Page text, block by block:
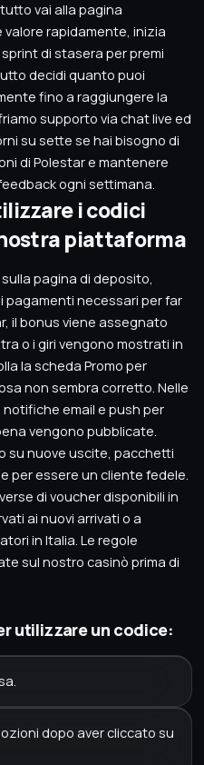
vai alla pagina
rapidamente, inizia
di stasera per premi
decidi quanto puoi
fino a raggiungere la
supporto via chat live ed
su sette se hai bisogno di
di Polestar e mantenere
ogni settimana.
i codici
piattaforma
pagina di deposito,
necessari per far
il bonus viene assegnato
o i giri vengono mostrati in
la scheda Promo per
non sembra corretto. Nelle
email e push per
vengono pubblicate.
su nuove uscite, pacchetti
per essere un cliente fedele.
di voucher disponibili in
ai nuovi arrivati o a
in Italia. Le regole
sul nostro casinò prima di
utilizzare un codice:
dopo aver cliccato su